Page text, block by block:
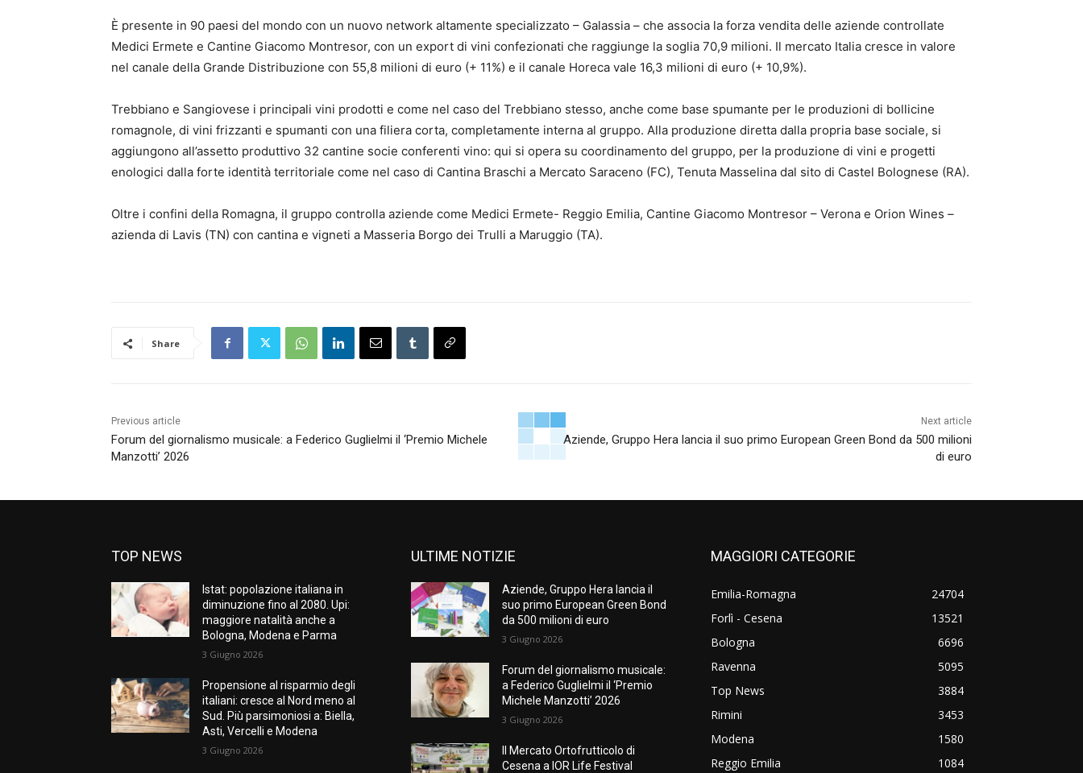
È presente in 90 paesi del mondo con un nuovo network altamente specializzato – Galassia – che associa la forza vendita delle aziende controllate
Medici Ermete e Cantine Giacomo Montresor, con un export di vini confezionati che raggiunge la soglia 70,9 milioni. Il mercato Italia cresce in valore
nel canale della Grande Distribuzione con 55,8 milioni di euro (+ 11%) e il canale Horeca vale 16,3 milioni di euro (+ 10,9%).
Trebbiano e Sangiovese i principali vini prodotti e come nel caso del Trebbiano stesso, anche come base spumante per le produzioni di bollicine
romagnole, di vini frizzanti e spumanti con una filiera corta, completamente interna al gruppo. Alla produzione diretta dalla propria base sociale, si
aggiungono all’assetto produttivo 32 cantine socie conferenti vino: qui si opera su coordinamento del gruppo, per la produzione di vini e progetti
enologici dalla forte identità territoriale come nel caso di Cantina Braschi a Mercato Saraceno (FC), Tenuta Masselina dal sito di Castel Bolognese (RA).
Oltre i confini della Romagna, il gruppo controlla aziende come Medici Ermete- Reggio Emilia, Cantine Giacomo Montresor – Verona e Orion Wines –
azienda di Lavis (TN) con cantina e vigneti a Masseria Borgo dei Trulli a Maruggio (TA).
Share
Previous article
Forum del giornalismo musicale: a Federico Guglielmi il ‘Premio Michele
Manzotti’ 2026
Next article
Aziende, Gruppo Hera lancia il suo primo European Green Bond da 500 milioni
di euro
TOP NEWS
Istat: popolazione italiana in
diminuzione fino al 2080. Upi:
maggiore natalità anche a
Bologna, Modena e Parma
3 Giugno 2026
Propensione al risparmio degli
italiani: cresce al Nord meno al
Sud. Più parsimoniosi a: Biella,
Asti, Vercelli e Modena
3 Giugno 2026
ULTIME NOTIZIE
Aziende, Gruppo Hera lancia il
suo primo European Green Bond
da 500 milioni di euro
3 Giugno 2026
Forum del giornalismo musicale:
a Federico Guglielmi il ‘Premio
Michele Manzotti’ 2026
3 Giugno 2026
Il Mercato Ortofrutticolo di
Cesena a IOR Life Festival
MAGGIORI CATEGORIE
Emilia-Romagna
24704
Forlì - Cesena
13521
Bologna
6696
Ravenna
5095
Top News
3884
Rimini
3453
Modena
1580
Reggio Emilia
1084